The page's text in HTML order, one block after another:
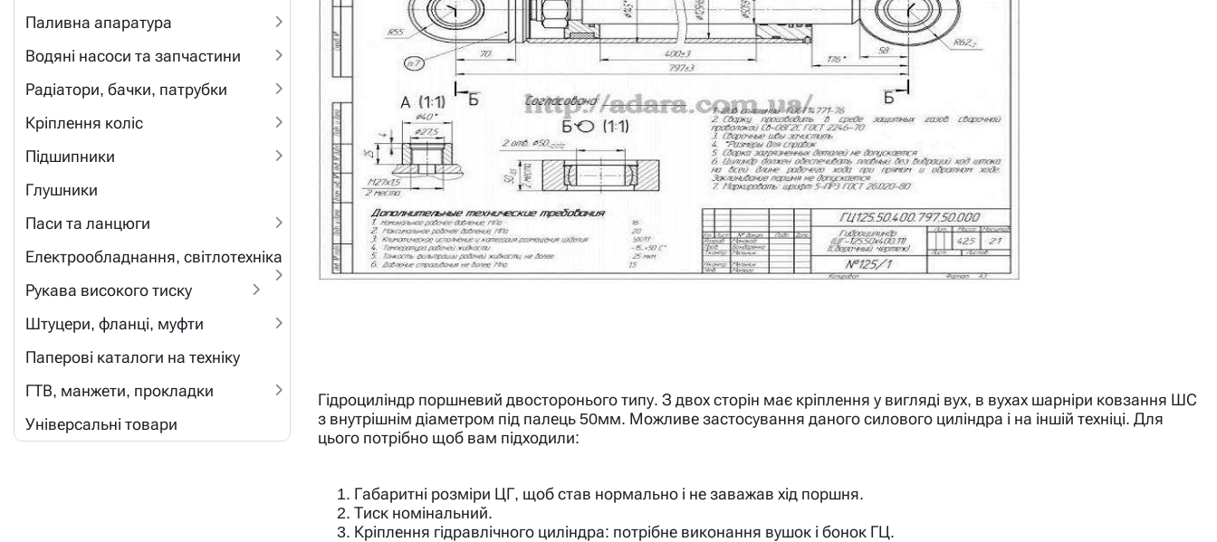
Паливна апаратура
Водяні насоси та запчастини
Радіатори, бачки, патрубки
Кріплення коліс
Підшипники
Глушники
Паси та ланцюги
Електрообладнання, світлотехніка
Рукава високого тиску
Штуцери, фланці, муфти
Паперові каталоги на техніку
ГТВ, манжети, прокладки
Універсальні товари
Гідроциліндр поршневий двосторонього типу. З двох сторін має кріплення у вигляді вух, в вухах шарніри ковзання ШС
з внутрішнім діаметром під палець 50мм. Можливе застосування даного силового циліндра і на іншій техніці. Для
цього потрібно щоб вам підходили:
Габаритні розміри ЦГ, щоб став нормально і не заважав хід поршня.
Тиск номінальний.
Кріплення гідравлічного циліндра: потрібне виконання вушок і бонок ГЦ.